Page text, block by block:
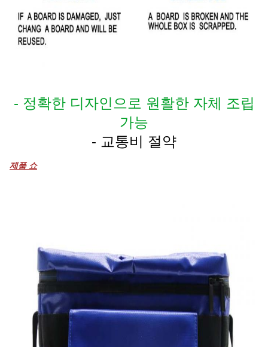
- 정확한 디자인으로 원활한 자체 조립
가능
- 교통비 절약
제품 쇼